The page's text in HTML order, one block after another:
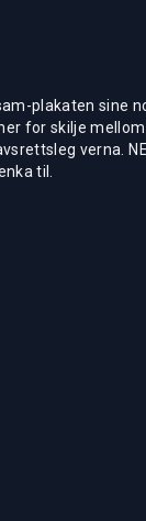
plakaten sine
for skilje
verna.
til.